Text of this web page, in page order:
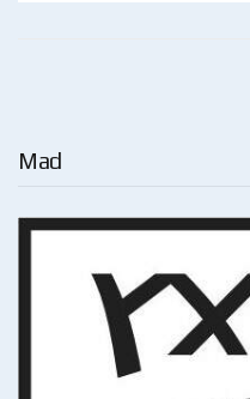
Mad